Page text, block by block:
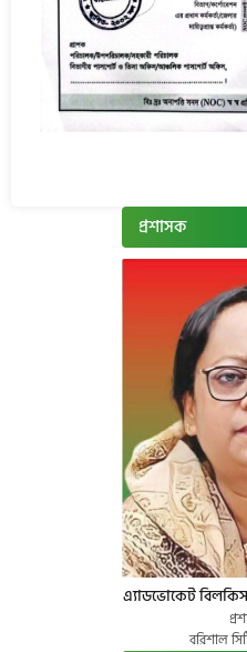
প্রশাসক
এ্যাডভোকেট
বরিশাল